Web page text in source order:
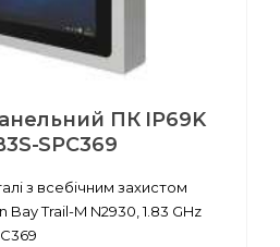
ПК IP69K
SPC369
з всебічним захистом
Bay Trail-M N2930, 1.83 GHz